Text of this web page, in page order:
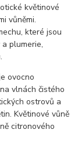
květinové
vůněmi.
které jsou
plumerie,
ovocno
vlnách čistého
ostrovů a
Květinové vůně
citronového